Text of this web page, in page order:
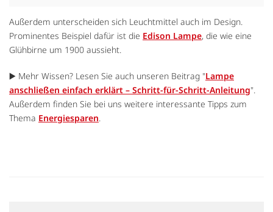
Außerdem unterscheiden sich Leuchtmittel auch im Design.
Prominentes Beispiel dafür ist die Edison Lampe, die wie eine
Glühbirne um 1900 aussieht.
▶️ Mehr Wissen? Lesen Sie auch unseren Beitrag "Lampe
anschließen einfach erklärt – Schritt-für-Schritt-Anleitung".
Außerdem finden Sie bei uns weitere interessante Tipps zum
Thema Energiesparen.